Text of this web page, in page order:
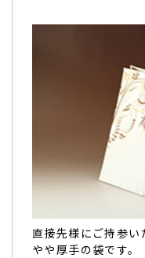
失礼ですが「見た目が
しっとりとした上品な
願いしたいと思っていま
ご購入頂いた商品：百
紅茶を飲みながら
を貰い嬉しかったで
直接先様にご持参い
やや厚手の袋です。